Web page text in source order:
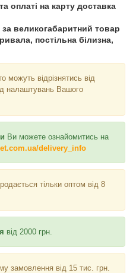
оплаті на карту доставка
великогабаритний товар
постільна білизна,
можуть відрізнятись від
налаштувань Вашого
Ви можете ознайомитись на
delivery_info
тільки оптом від 8
від 2000 грн.
замовлення від 15 тис. грн.